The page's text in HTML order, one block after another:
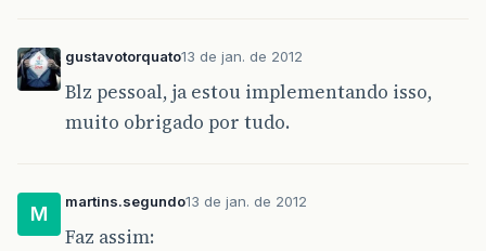
}
@SuppressWarnings("unchecked"
session
= Conexao.
List
gustavotorquato13 de jan. de 2012
Blz pessoal, ja estou implementando isso,
muito obrigado por tudo.
M
martins.segundo13 de jan. de 2012
Faz assim: